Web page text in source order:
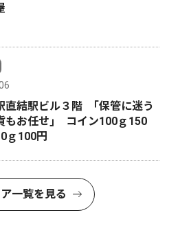
直結駅ビル３階 ｢保管に迷う
もお任せ｣ コイン100ｇ150
ｇ100円
一覧を見る